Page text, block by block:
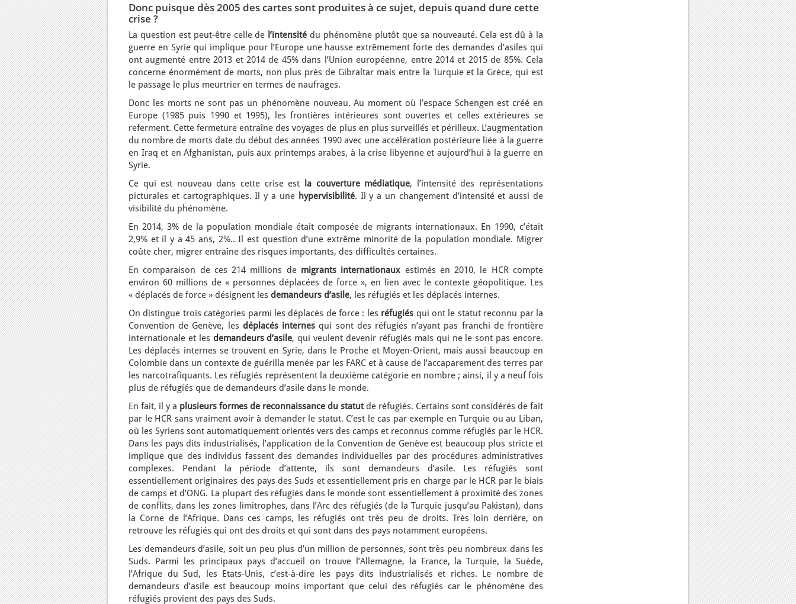
Donc puisque dès 2005 des cartes sont produites à ce sujet, depuis quand dure cette
crise ?
La question est peut-être celle de l’intensité du phénomène plutôt que sa nouveauté. Cela est dû à la
guerre en Syrie qui implique pour l’Europe une hausse extrêmement forte des demandes d’asiles qui
ont augmenté entre 2013 et 2014 de 45% dans l’Union européenne, entre 2014 et 2015 de 85%. Cela
concerne énormément de morts, non plus près de Gibraltar mais entre la Turquie et la Grèce, qui est
le passage le plus meurtrier en termes de naufrages.
Donc les morts ne sont pas un phénomène nouveau. Au moment où l’espace Schengen est créé en
Europe (1985 puis 1990 et 1995), les frontières intérieures sont ouvertes et celles extérieures se
referment. Cette fermeture entraîne des voyages de plus en plus surveillés et périlleux. L’augmentation
du nombre de morts date du début des années 1990 avec une accélération postérieure liée à la guerre
en Iraq et en Afghanistan, puis aux printemps arabes, à la crise libyenne et aujourd’hui à la guerre en
Syrie.
Ce qui est nouveau dans cette crise est
la couverture médiatique, l’intensité des représentations
picturales et cartographiques. Il y a une hypervisibilité. Il y a un changement d’intensité et aussi de
visibilité du phénomène.
En 2014, 3% de la population mondiale était composée de migrants internationaux. En 1990, c’était
2,9% et il y a 45 ans, 2%.. Il est question d’une extrême minorité de la population mondiale. Migrer
coûte cher, migrer entraîne des risques importants, des difficultés certaines.
En comparaison de ces 214 millions de migrants internationaux estimés en 2010, le HCR compte
environ 60 millions de « personnes déplacées de force », en lien avec le contexte géopolitique. Les
« déplacés de force » désignent les demandeurs d’asile, les réfugiés et les déplacés internes.
On distingue trois catégories parmi les déplacés de force : les réfugiés qui ont le statut reconnu par la
Convention de Genève, les déplacés internes qui sont des réfugiés n’ayant pas franchi de frontière
internationale et les demandeurs d’asile, qui veulent devenir réfugiés mais qui ne le sont pas encore.
Les déplacés internes se trouvent en Syrie, dans le Proche et Moyen-Orient, mais aussi beaucoup en
Colombie dans un contexte de guérilla menée par les FARC et à cause de l’accaparement des terres par
les narcotrafiquants. Les réfugiés représentent la deuxième catégorie en nombre ; ainsi, il y a neuf fois
plus de réfugiés que de demandeurs d’asile dans le monde.
En fait, il y a plusieurs formes de reconnaissance du statutde réfugiés. Certains sont considérés de fait
par le HCR sans vraiment avoir à demander le statut. C’est le cas par exemple en Turquie ou au Liban,
où les Syriens sont automatiquement orientés vers des camps et reconnus comme réfugiés par le HCR.
Dans les pays dits industrialisés, l’application de la Convention de Genève est beaucoup plus stricte et
implique que des individus fassent des demandes individuelles par des procédures administratives
complexes. Pendant la période d’attente, ils sont demandeurs d’asile. Les réfugiés sont
essentiellement originaires des pays des Suds et essentiellement pris en charge par le HCR par le biais
de camps et d’ONG. La plupart des réfugiés dans le monde sont essentiellement à proximité des zones
de conflits, dans les zones limitrophes, dans l’Arc des réfugiés (de la Turquie jusqu’au Pakistan), dans
la Corne de l’Afrique. Dans ces camps, les réfugiés ont très peu de droits. Très loin derrière, on
retrouve les réfugiés qui ont des droits et qui sont dans des pays notamment européens.
Les demandeurs d’asile, soit un peu plus d’un million de personnes, sont très peu nombreux dans les
Suds. Parmi les principaux pays d’accueil on trouve l’Allemagne, la France, la Turquie, la Suède,
l’Afrique du Sud, les Etats-Unis, c’est-à-dire les pays dits industrialisés et riches. Le nombre de
demandeurs d’asile est beaucoup moins important que celui des réfugiés car le phénomène des
réfugiés provient des pays des Suds.